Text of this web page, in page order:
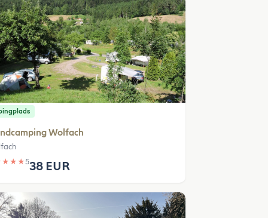
Wolfach
★ ★ ★538 EUR